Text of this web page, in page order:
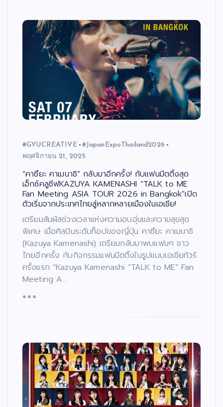
#GYUCREATIVE
#JapanExpoThailand2026
พฤศจิกายน 21, 2025
“คาซึยะ คาเมนาชิ” กลับมาอีกครั้ง! กับแฟนมีตติ้งสุด
เอ็กซ์คลูซีฟKAZUYA KAMENASHI “TALK to ME
Fan Meeting ASIA TOUR 2026 in Bangkok”เปิด
ตัวเริ่มจากประเทศไทยสู่หลากหลายเมืองในเอเชีย!
เตรียมสัมผัสช่วงเวลาแห่งความอบอุ่นและความสุขสุด
พิเศษ เมื่อศิลปินระดับท็อปของญี่ปุ่น คาซึยะ คาเมนาชิ
(Kazuya Kamenashi) เตรียมกลับมาพบแฟนๆ ชาว
ไทยอีกครั้ง กับกิจกรรมแฟนมีตติ้งในรูปแบบเอเชียทัวร์
ครั้งแรก “Kazuya Kamenashi “TALK to ME” Fan
Meeting A…